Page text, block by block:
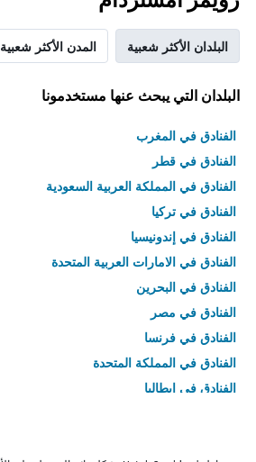
البلدان الأكثر شعبية المدن الأكثر شعبية
البلدان التي يبحث عنها مستخدمونا
الفنادق في المغرب
الفنادق في قطر
الفنادق في المملكة العربية السعودية
الفنادق في تركيا
الفنادق في إندونيسيا
الفنادق في الامارات العربية المتحدة
الفنادق في البحرين
الفنادق في مصر
الفنادق في فرنسا
الفنادق في المملكة المتحدة
الفنادق في إيطاليا